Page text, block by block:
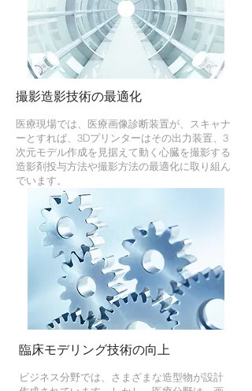
撮影造影技術の最適化
医療現場では、医療画像診断装置が、スキャナ
ーとすれば、3Dプリンターはその出力装置、3
次元モデル作成を見据えて動く心臓を撮影する
造影剤投与方法や撮影方法の最適化に取り組ん
でいます。
臨床モデリング技術の向上
ビジネス分野では、さまざまな造型物が設計